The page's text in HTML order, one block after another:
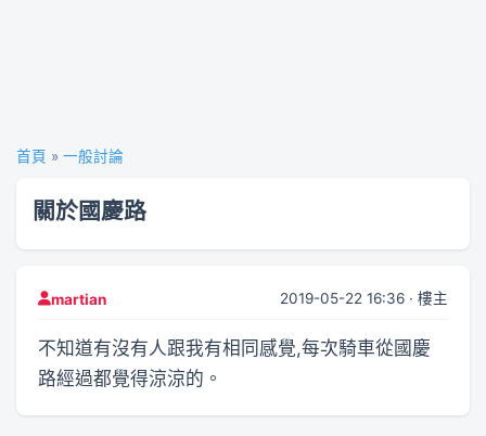
首頁 » 一般討論
關於國慶路
martian 2019-05-22 16:36 · 樓主
不知道有沒有人跟我有相同感覺,每次騎車從國慶
路經過都覺得涼涼的。